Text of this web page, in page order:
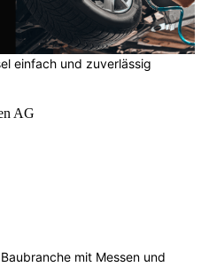
einfach und zuverlässig
mit Messen und